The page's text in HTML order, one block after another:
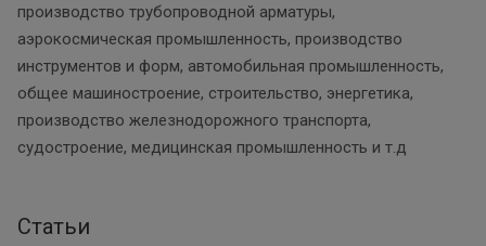
производство трубопроводной арматуры,
аэрокосмическая промышленность, производство
инструментов и форм, автомобильная промышленность,
общее машиностроение, строительство, энергетика,
производство железнодорожного транспорта,
судостроение, медицинская промышленность и т.д
Статьи